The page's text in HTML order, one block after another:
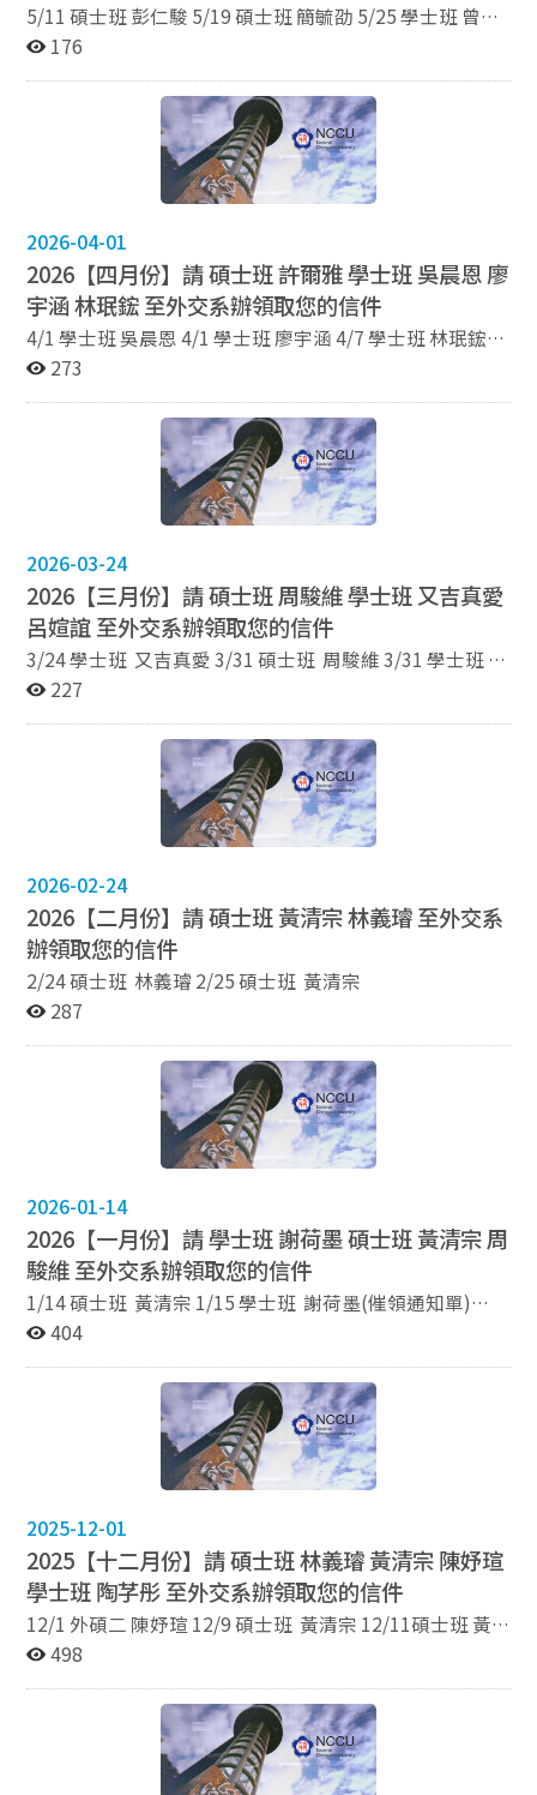
5/11 碩士班 彭仁駿 5/19 碩士班 簡毓劭 5/25 學士班 曾宥
176
2026-04-01
2026【四月份】請 碩士班 許爾雅 學士班 吳晨恩 廖
宇涵 林珉鋐 至外交系辦領取您的信件
4/1 學士班 吳晨恩 4/1 學士班 廖宇涵 4/7 學士班 林珉鋐
4/14 碩士班 許爾雅
273
2026-03-24
2026【三月份】請 碩士班 周駿維 學士班 又吉真愛
呂媗誼 至外交系辦領取您的信件
3/24 學士班 又吉真愛 3/31 碩士班 周駿維 3/31 學士班
呂媗誼
227
2026-02-24
2026【二月份】請 碩士班 黃清宗 林義璿 至外交系
辦領取您的信件
2/24 碩士班 林義璿 2/25 碩士班 黃清宗
287
2026-01-14
2026【一月份】請 學士班 謝荷墨 碩士班 黃清宗 周
駿維 至外交系辦領取您的信件
1/14 碩士班 黃清宗 1/15 學士班 謝荷墨(催領通知單)
1/21 碩士班 黃清宗 1/30 碩士班 黃清宗 2/03 碩士班 周
404
2025-12-01
2025【十二月份】請 碩士班 林義璿 黃清宗 陳妤瑄
學士班 陶芓彤 至外交系辦領取您的信件
12/1 外碩二 陳妤瑄 12/9 碩士班 黃清宗 12/11碩士班 黃
498